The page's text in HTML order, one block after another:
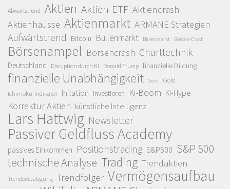
Abwärtstrend Aktien Aktien-ETF Aktiencrash
Aktienhausse Aktienmarkt ARMANE Strategien
Aufwärtstrend Bitcoin Bullenmarkt Bärenmarkt Börsen-Crash
Börsenampel Börsencrash Charttechnik
Deutschland Disruption durch KI Donald Trump finanzielle Bildung
finanzielle Unabhängigkeit Geld Gold
Ichimoku-Indikator Inflation investieren Ki-Boom KI-Hype
Korrektur Aktien künstliche Intelligenz
Lars Hattwig Newsletter
Passiver Geldfluss Academy
passives Einkommen Positionstrading S&P500 S&P 500
technische Analyse Trading Trendaktien
Trendbestätigung Trendfolger Vermögensaufbau